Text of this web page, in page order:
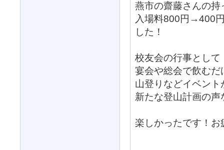
燕市の齋藤さんの
入場料800円→400
した！
校友会の行事として
宴会や総会で飲むだ
山登りなどイベン
新たな登山計画の
楽しかったです！お